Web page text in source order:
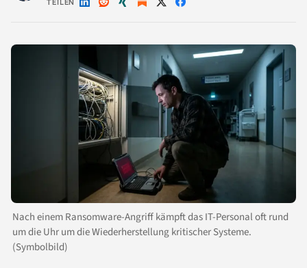
Auf Auf Auf Auf Auf
Nach einem Ransomware-Angriff kämpft das IT-Personal oft rund
um die Uhr um die Wiederherstellung kritischer Systeme.
(Symbolbild)